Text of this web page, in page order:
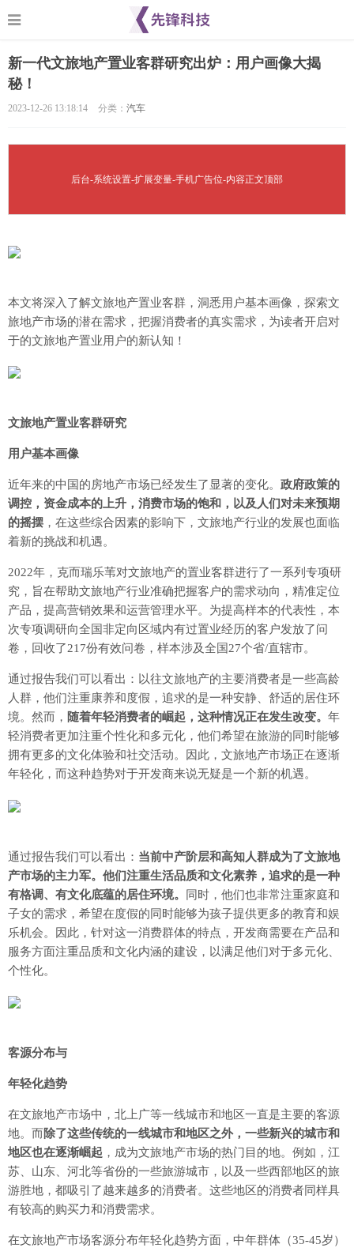
新一代文旅地产置业客群研究出炉：用户画像大揭
秘！
2023-12-26 13:18:14 分类： 汽车
后台-系统设置-扩展变量-手机广告位-内容正文顶部
本文将深入了解文旅地产置业客群，洞悉用户基本画像，探索文
旅地产市场的潜在需求，把握消费者的真实需求，为读者开启对
于的文旅地产置业用户的新认知！
文旅地产置业客群研究
用户基本画像
近年来的中国的房地产市场已经发生了显著的变化。 政府政策的
调控，资金成本的上升，消费市场的饱和，以及人们对未来预期
的摇摆 ，在这些综合因素的影响下，文旅地产行业的发展也面临
着新的挑战和机遇。
2022年，克而瑞乐苇对文旅地产的置业客群进行了一系列专项研
究，旨在帮助文旅地产行业准确把握客户的需求动向，精准定位
产品，提高营销效果和运营管理水平。为提高样本的代表性，本
次专项调研向全国非定向区域内有过置业经历的客户发放了问
卷，回收了217份有效问卷，样本涉及全国27个省/直辖市。
通过报告我们可以看出：以往文旅地产的主要消费者是一些高龄
人群，他们注重康养和度假，追求的是一种安静、舒适的居住环
境。然而， 随着年轻消费者的崛起，这种情况正在发生改变。 年
轻消费者更加注重个性化和多元化，他们希望在旅游的同时能够
拥有更多的文化体验和社交活动。因此，文旅地产市场正在逐渐
年轻化，而这种趋势对于开发商来说无疑是一个新的机遇。
通过报告我们可以看出： 当前中产阶层和高知人群成为了文旅地
产市场的主力军。他们注重生活品质和文化素养，追求的是一种
有格调、有文化底蕴的居住环境。
同时，他们也非常注重家庭和
子女的需求，希望在度假的同时能够为孩子提供更多的教育和娱
乐机会。因此，针对这一消费群体的特点，开发商需要在产品和
服务方面注重品质和文化内涵的建设，以满足他们对于多元化、
个性化。
客源分布与
年轻化趋势
在文旅地产市场中，北上广等一线城市和地区一直是主要的客源
地。而除了这些传统的一线城市和地区之外，一些新兴的城市和
地区也在逐渐崛起 ，成为文旅地产市场的热门目的地。例如，江
苏、山东、河北等省份的一些旅游城市，以及一些西部地区的旅
游胜地，都吸引了越来越多的消费者。这些地区的消费者同样具
有较高的购买力和消费需求。
在文旅地产市场客源分布年轻化趋势方面，中年群体（35-45岁）